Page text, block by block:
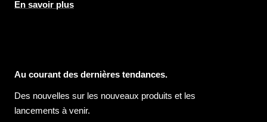
En savoir plus
Au courant des dernières tendances.
Des nouvelles sur les nouveaux produits et les
lancements à venir.